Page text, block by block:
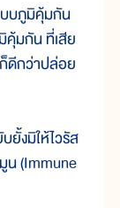
บภูมิคุ้มกัน
คุ้มกัน ที่เสีย
ดีกว่าปล่อย
งมิให้ไวรัส
น (Immune